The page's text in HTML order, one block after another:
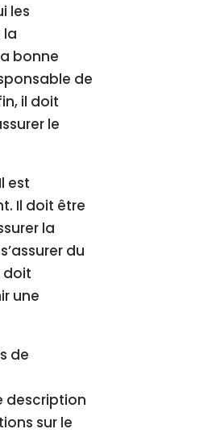
les
la
bonne
de
il doit
le
est
Il doit être
la
du
doit
une
de
description
sur le